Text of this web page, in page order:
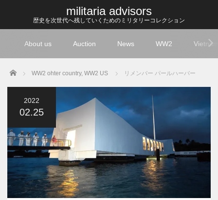
militaria advisors
歴史を次世代へ残していくためのミリタリーコレクション
About us Auction News WW2
Home WW2 ohter country, WW2 US リメンバー パールハーバー
2022
02.25